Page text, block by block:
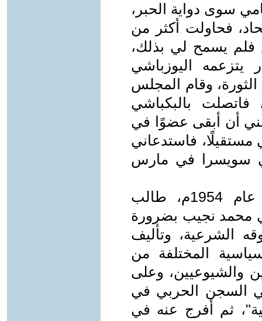
سوى دواية الحبر،
فحاولت أكثر من
يسمح لي بذلك،
اليوزباشي
وقام المجلس
فاتصلت بالبكباشي
أن أبقى عضوًا في
فاستدعاني
سويسرا في مارس
عندما وقعت أزمة فبراير ومارس عام 1954م، طالب
محمد نجيب بضرورة
الشرعية، وتأليف
المختلفة من
والشيوعيين، وعلى
السجن الحربي في
ثم أفرج عنه في